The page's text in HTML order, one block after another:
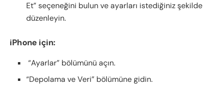
Et” seçeneğini bulun ve ayarları istediğiniz şekilde
düzenleyin.
iPhone için:
“Ayarlar” bölümünü açın.
“Depolama ve Veri” bölümüne gidin.